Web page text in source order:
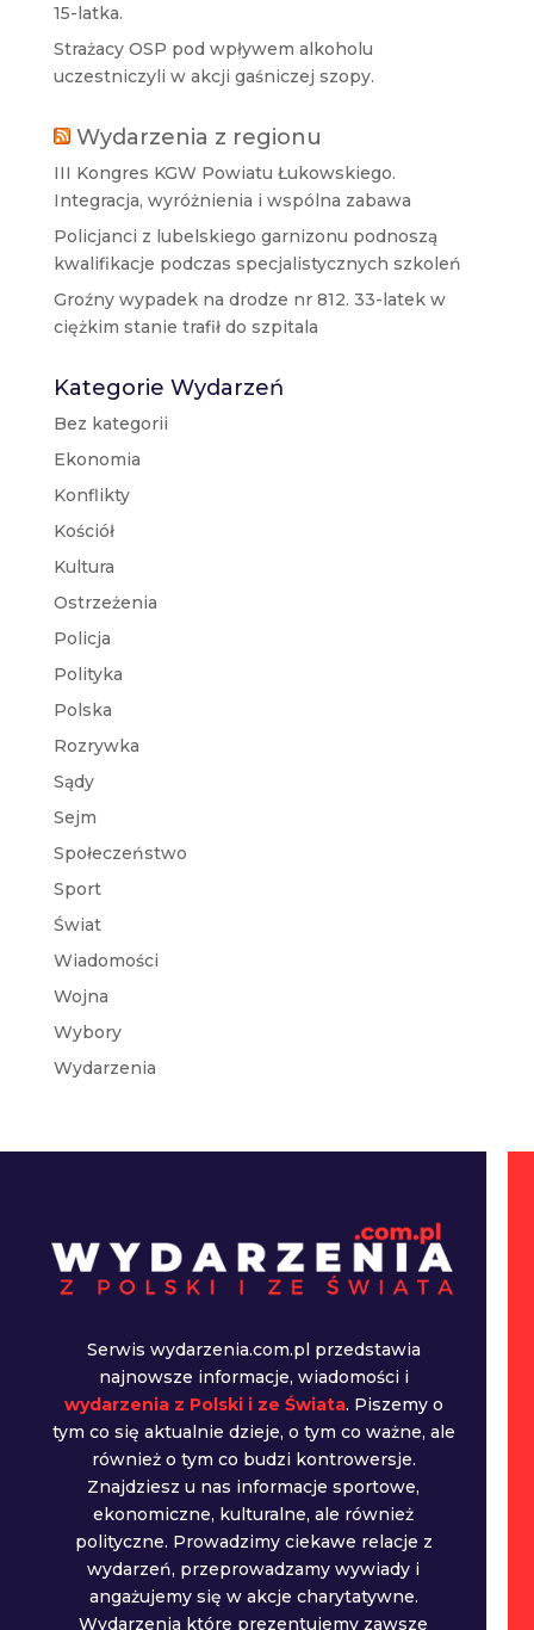
15-latka.
Strażacy OSP pod wpływem alkoholu
uczestniczyli w akcji gaśniczej szopy.
Wydarzenia z regionu
III Kongres KGW Powiatu Łukowskiego.
Integracja, wyróżnienia i wspólna zabawa
Policjanci z lubelskiego garnizonu podnoszą
kwalifikacje podczas specjalistycznych szkoleń
Groźny wypadek na drodze nr 812. 33-latek w
ciężkim stanie trafił do szpitala
Kategorie Wydarzeń
Bez kategorii
Ekonomia
Konflikty
Kościół
Kultura
Ostrzeżenia
Policja
Polityka
Polska
Rozrywka
Sądy
Sejm
Społeczeństwo
Sport
Świat
Wiadomości
Wojna
Wybory
Wydarzenia
Serwis wydarzenia.com.pl przedstawia
najnowsze informacje, wiadomości i
wydarzenia z Polski i ze Świata. Piszemy o
tym co się aktualnie dzieje, o tym co ważne, ale
również o tym co budzi kontrowersje.
Znajdziesz u nas informacje sportowe,
ekonomiczne, kulturalne, ale również
polityczne. Prowadzimy ciekawe relacje z
wydarzeń, przeprowadzamy wywiady i
angażujemy się w akcje charytatywne.
Wydarzenia które prezentujemy zawsze